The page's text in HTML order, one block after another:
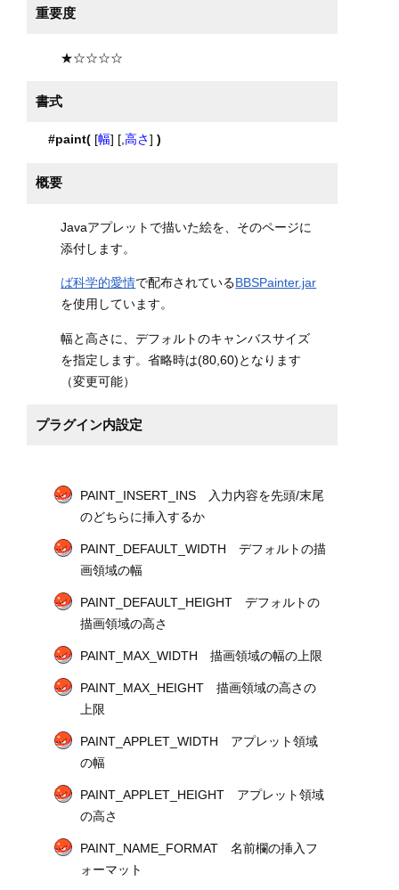
重要度
★☆☆☆☆
書式
#paint([幅] [,高さ] )
概要
Javaアプレットで描いた絵を、そのページに
添付します。
ば科学的愛情で配布されているBBSPainter.jar
を使用しています。
幅と高さに、デフォルトのキャンバスサイズ
を指定します。省略時は(80,60)となります
（変更可能）
プラグイン内設定
PAINT_INSERT_INS 入力内容を先頭/末尾
のどちらに挿入するか
PAINT_DEFAULT_WIDTH デフォルトの描
画領域の幅
PAINT_DEFAULT_HEIGHT デフォルトの
描画領域の高さ
PAINT_MAX_WIDTH 描画領域の幅の上限
PAINT_MAX_HEIGHT 描画領域の高さの
上限
PAINT_APPLET_WIDTH アプレット領域
の幅
PAINT_APPLET_HEIGHT アプレット領域
の高さ
PAINT_NAME_FORMAT 名前欄の挿入フ
ォーマット